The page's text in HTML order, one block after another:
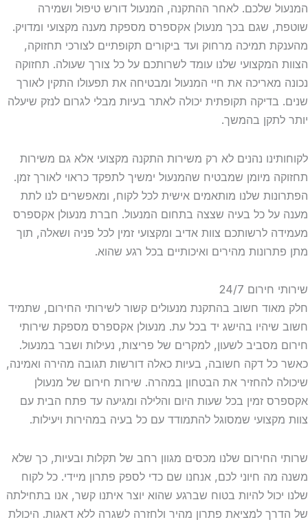
המנעול שלכם. לאחר ההתקנה, המנעול דורש טיפול ושמירה
שוטפת, שגם בכך מנעולן אקספרס מספקת מענה מקצועי ומדויק.
מהענקת תמיכה מרחוק ועד ביקורים תקופתיים לצורכי תחזוקה,
הצוות המקצועי שלנו עומד לשרותכם על כל צורך שעולה. תחזוקה
נכונה מאריכה את חיי המנעול ומבטיחה את תפעולו התקין לאורך
שנים. בדיקה תקופתית יכולה לאתר בעיות מבלי לגרום לנזק שיעלה
יותר לתקן בהמשך.
לקוחותינו נהנים לא רק משירות התקנה מקצועי אלא גם משירות
תחזוקה מיומן שמבטיח שהמנעול ימשיך לתפקד כראוי לאורך זמן.
הפתרונות שלנו מותאמים אישית לכל לקוח, ומאפשרים לנו לתת
מענה על כל בעיה שצצה בתחום המנעול. חברת מנעולן אקספרס
מעמידה לרשותכם צוות אדיב ומקצועי זמין לכל פניה ושאלה, תוך
מתן פתרונות מהירים ואיכותיים בכל רגע שהוא.
שירותי חירום 24/7
חלק מאוד חשוב בהתקנת מנעולים קשור לשירותי החירום, שתמיד
חשוב שיהיו בהישג יד בכל עת. מנעולן אקספרס מספקת שירותי
חירום מסביב לשעון, למקרים של פריצות, נעילות ושבר במנעול.
כאשר כל דקה חשובה, בעיות כאלה דורשות תגובה מהירה ואמינה,
שיכולה להחזיר את הבטחון במהרה. שירות חירום של מנעולן
אקספרס זמין בכל שעות היום והלילה ומגיעה עד פתח הבית עם
צוות מקצועי שמסוגל להתמודד עם כל בעיה במהירות ויעילות.
שרותי החירום שלנו מכסים מגוון רחב של תקלות ובעיות, כך שלא
משנה מה חיוני לכם, אנחנו שם כדי לספק פתרון מיידי. כל לקוח
שלנו יכול להיות בטוח שברגע שהוא יוצר איתנו קשר, אנו בתחילתה
של הדרך למציאת פתרון מהיר ולחזרה לשגרה ללא דאגות. היכולת